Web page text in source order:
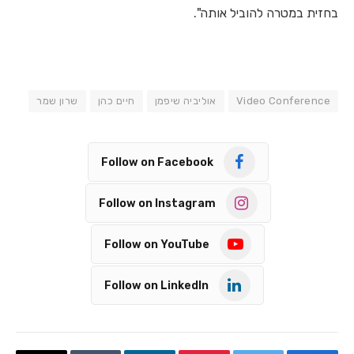
בחזית במטרה להוביל אותה".
Video Conference אוליביה שיפמן חיים כהן שרון שמר
Follow on Facebook
Follow on Instagram
Follow on YouTube
Follow on LinkedIn